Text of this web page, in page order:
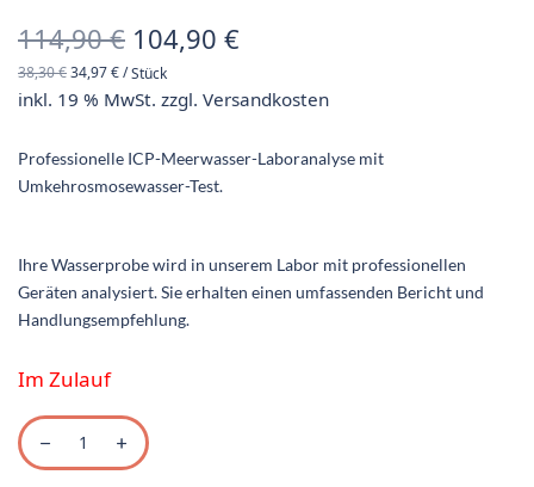
114,90€ Ursprünglicher
Preis war:
104,90€
38,30€34,97€/Stück
inkl. 19 % MwSt. zzgl.Versandkosten
Professionelle ICP-Meerwasser-Laboranalyse mit
Umkehrosmosewasser-Test.
Ihre Wasserprobe wird in unserem Labor mit professionellen
Geräten analysiert. Sie erhalten einen umfassenden Bericht und
Handlungsempfehlung.
Im Zulauf